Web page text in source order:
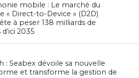
mobile : Le marché du
« Direct-to-Device » (D2D)
à peser 138 milliards de
2035
: Seabex dévoile sa nouvelle
et transforme la gestion de